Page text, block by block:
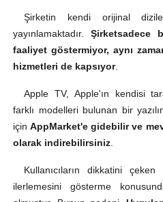
Şirketin kendi orijinal
yayınlamaktadır.Şirketsadece
faaliyet göstermiyor, aynı
hizmetleri de kapsıyor.
Apple TV, Apple'ın kendisi
farklı modelleri bulunan bir
içinAppMarket'e gidebilir ve
olarak indirebilirsiniz
Kullanıcıların dikkatini
ilerlemesini gösterme